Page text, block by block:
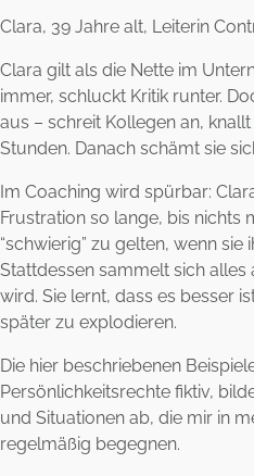
Clara, 39 Jahre alt, Leiterin
Clara gilt als die Nette im
immer, schluckt Kritik runter.
aus – schreit Kollegen an,
Stunden. Danach schämt sie
Im Coaching wird spürbar:
Frustration so lange, bis nichts
“schwierig” zu gelten, wenn sie
Stattdessen sammelt sich
wird. Sie lernt, dass es besser
später zu explodieren.
Die hier beschriebenen
Persönlichkeitsrechte fiktiv,
und Situationen ab, die mir in
regelmäßig begegnen.